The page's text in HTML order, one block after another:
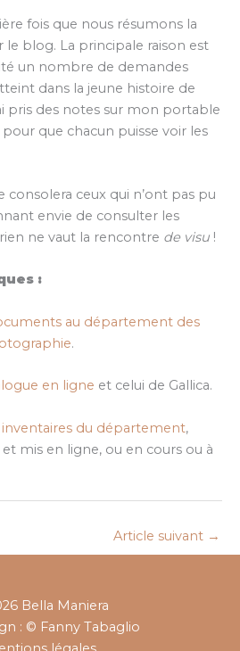
fois que nous résumons la
le blog. La principale raison est
un nombre de demandes
dans la jeune histoire de
pris des notes sur mon portable
que chacun puisse voir les
consolera ceux qui n’ont pas pu
envie de consulter les
ne vaut la rencontre de visu !
:
au département des
.
en ligne et celui de Gallica.
inventaires du département,
mis en ligne, ou en cours ou à
Article suivant →
Bella Maniera
: © Fanny Tabaglio